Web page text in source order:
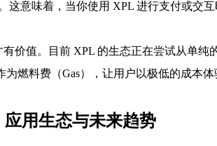
这意味着，当你使用 XPL 进行支付或交
有价值。目前 XPL 的生态正在尝试从单
燃料费（Gas），让用户以极低的成本体
用生态与未来趋势